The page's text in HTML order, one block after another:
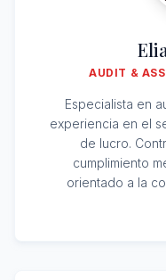
AUDIT &
Especialista en
experiencia en el
de lucro.
cumplimiento
orientado a la